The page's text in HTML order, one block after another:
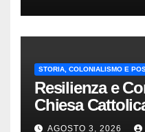
STORIA, COLONIALISMO E
Resilienza e
Chiesa
Orientali
AGOSTO 3, 2026